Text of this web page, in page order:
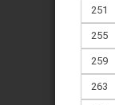
251
255
259
263